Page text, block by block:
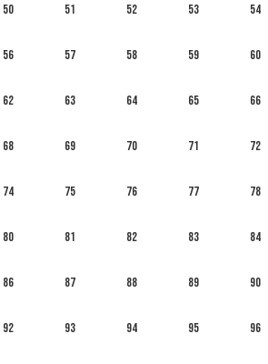
50 51 52 53 54
56 57 58 59 60
62 63 64 65 66
68 69 70 71 72
74 75 76 77 78
80 81 82 83 84
86 87 88 89 90
92 93 94 95 96